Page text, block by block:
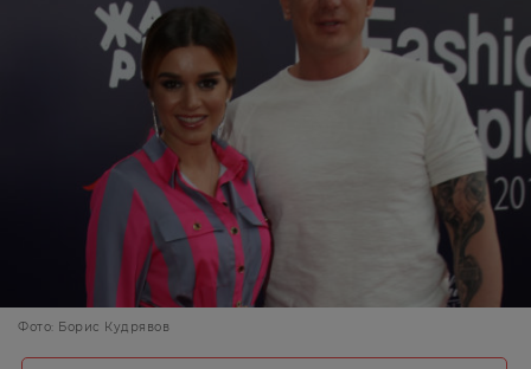
Фото: Борис Кудрявов